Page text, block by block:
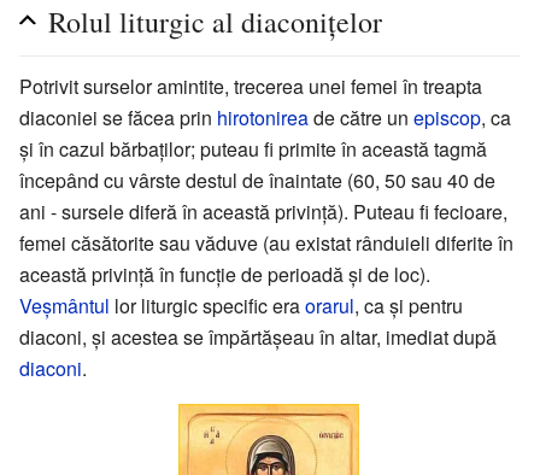
Rolul liturgic al diaconițelor
Potrivit surselor amintite, trecerea unei femei în treapta
diaconiei se făcea prin hirotonireade către un episcop, ca
și în cazul bărbaților; puteau fi primite în această tagmă
începând cu vârste destul de înaintate (60, 50 sau 40 de
ani - sursele diferă în această privință). Puteau fi fecioare,
femei căsătorite sau văduve (au existat rânduieli diferite în
această privință în funcție de perioadă și de loc).
Veșmântul lor liturgic specific eraorarul, ca și pentru
diaconi, și acestea se împărtășeau în altar, imediat după
diaconi.